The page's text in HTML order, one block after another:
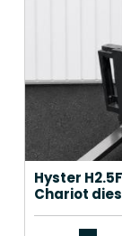
Hyster
Chariot